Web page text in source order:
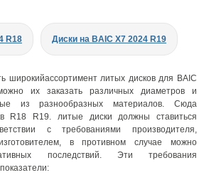
R18 Диски на BAIC X7 2024 R19
широкийассортимент литых дисков для BAIC
их заказать различных диаметров и
из разнообразных материалов. Сюда
R18 R19. литые диски должны ставиться
с требованиями производителя,
в противном случае можно
последствий. Эти требования